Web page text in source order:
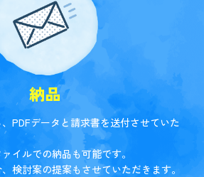
納品
PDFデータと請求書を送付させていた
イルでの納品も可能です。
検討案の提案もさせていただきます。